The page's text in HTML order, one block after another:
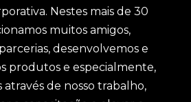
Nestes mais de 30
muitos amigos,
desenvolvemos e
produtos e especialmente,
de nosso trabalho,